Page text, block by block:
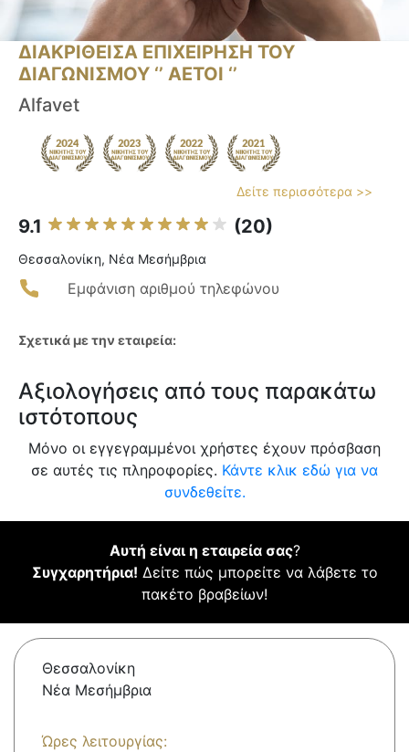
ΔΙΑΚΡΙΘΕΙΣΑ ΕΠΙΧΕΙΡΗΣΗ ΤΟΥ
ΔΙΑΓΩΝΙΣΜΟΥ ‘’ ΑΕΤΟΙ ‘’
Alfavet
Δείτε περισσότερα >>
9.1 (20)
Θεσσαλονίκη, Νέα Μεσήμβρια
Εμφάνιση αριθμού τηλεφώνου
Σχετικά με την εταιρεία:
Αξιολογήσεις από τους παρακάτω
ιστότοπους
Μόνο οι εγγεγραμμένοι χρήστες έχουν πρόσβαση
σε αυτές τις πληροφορίες. Κάντε κλικ εδώ για να
συνδεθείτε.
Αυτή είναι η εταιρεία σας?
Συγχαρητήρια! Δείτε πώς μπορείτε να λάβετε το
πακέτο βραβείων!
Θεσσαλονίκη
Νέα Μεσήμβρια
Ώρες λειτουργίας: